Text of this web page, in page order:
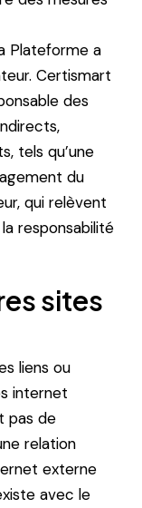
Plateforme a
Certismart
des
tels qu’une
du
qui relèvent
responsabilité
sites
liens ou
internet
pas de
relation
externe
avec le